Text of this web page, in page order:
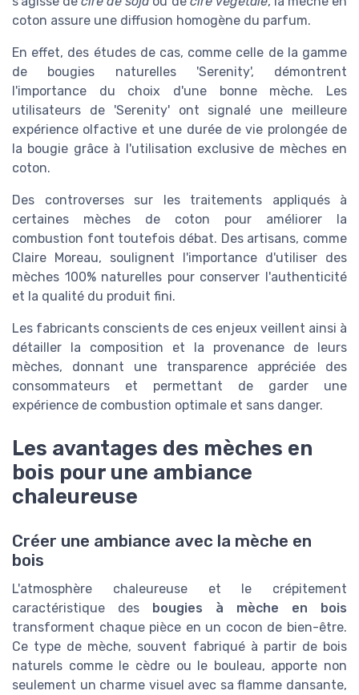
coton assure une diffusion homogène du parfum.
En effet, des études de cas, comme celle de la gamme
de bougies naturelles 'Serenity', démontrent
l'importance du choix d'une bonne mèche. Les
utilisateurs de 'Serenity' ont signalé une meilleure
expérience olfactive et une durée de vie prolongée de
la bougie grâce à l'utilisation exclusive de mèches en
coton.
Des controverses sur les traitements appliqués à
certaines mèches de coton pour améliorer la
combustion font toutefois débat. Des artisans, comme
Claire Moreau, soulignent l'importance d'utiliser des
mèches 100% naturelles pour conserver l'authenticité
et la qualité du produit fini.
Les fabricants conscients de ces enjeux veillent ainsi à
détailler la composition et la provenance de leurs
mèches, donnant une transparence appréciée des
consommateurs et permettant de garder une
expérience de combustion optimale et sans danger.
Les avantages des mèches en
bois pour une ambiance
chaleureuse
Créer une ambiance avec la mèche en
bois
L'atmosphère chaleureuse et le crépitement
caractéristique des
bougies à mèche en bois
transforment chaque pièce en un cocon de bien-être.
Ce type de mèche, souvent fabriqué à partir de bois
naturels comme le cèdre ou le bouleau, apporte non
seulement un charme visuel avec sa flamme dansante,